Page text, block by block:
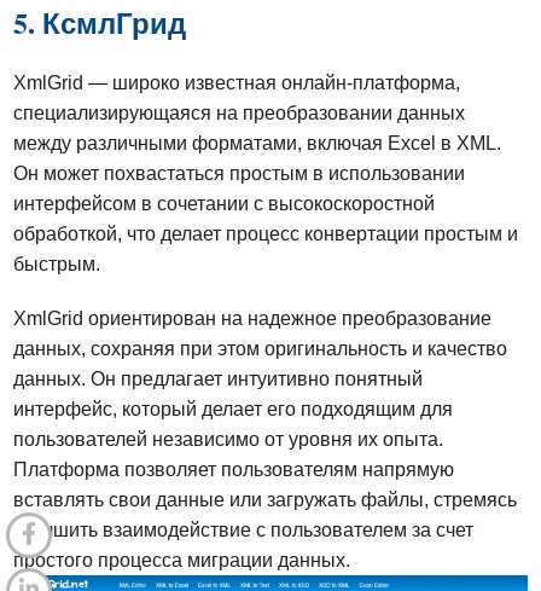
5. КсмлГрид
XmlGrid — широко известная онлайн-платформа,
специализирующаяся на преобразовании данных
между различными форматами, включая Excel в XML.
Он может похвастаться простым в использовании
интерфейсом в сочетании с высокоскоростной
обработкой, что делает процесс конвертации простым и
быстрым.
XmlGrid ориентирован на надежное преобразование
данных, сохраняя при этом оригинальность и качество
данных. Он предлагает интуитивно понятный
интерфейс, который делает его подходящим для
пользователей независимо от уровня их опыта.
Платформа позволяет пользователям напрямую
вставлять свои данные или загружать файлы, стремясь
улучшить взаимодействие с пользователем за счет
простого процесса миграции данных.